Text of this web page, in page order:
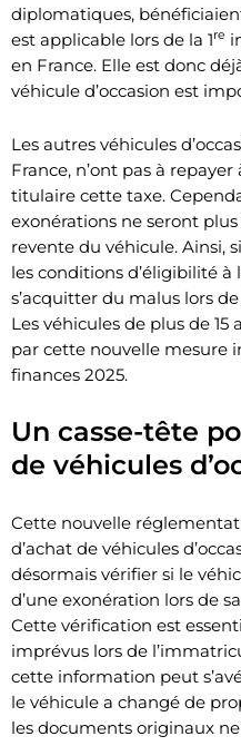
diplomatiques,
est applicable lors de la 1re
en France. Elle est donc
véhicule d’occasion est
Les autres véhicules
France, n’ont pas à
titulaire cette taxe.
exonérations ne seront
revente du véhicule. Ainsi,
les conditions d’éligibilité à
s’acquitter du malus lors
Les véhicules de plus de
par cette nouvelle mesure
finances 2025.
Un casse-tête
de véhicules
Cette nouvelle
d’achat de véhicules
désormais vérifier si le
d’une exonération lors de
Cette vérification est
imprévus lors de
cette information peut
le véhicule a changé de
les documents originaux